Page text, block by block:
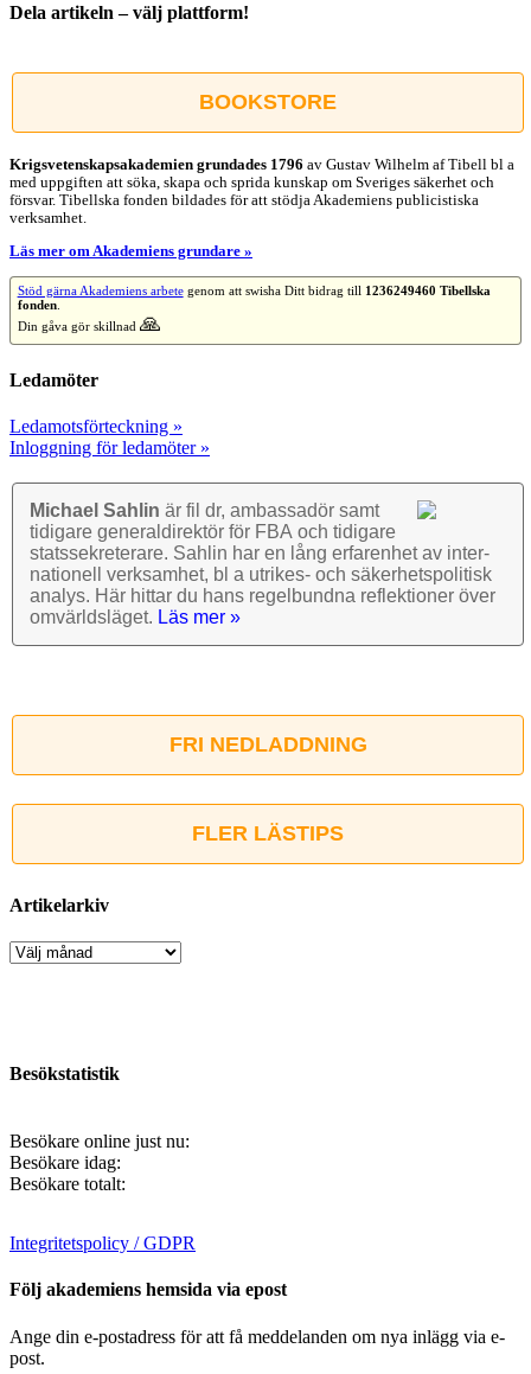
Dela artikeln – välj plattform!
post
BOOKSTORE
Krigsvetenskap­sakademien grundades 1796 av Gustav Wilhelm af Tibell bl a
med uppgiften att söka, skapa och sprida kunskap om Sveriges säkerhet och
försvar. Tibellska fonden bildades för att stödja Akademiens publicistiska
verksamhet.
Läs mer om Akademiens grundare »
Stöd gärna Akademiens arbetegenom att swisha Ditt bidrag till 1236249460 Tibellska
fonden.
Din gåva gör skillnad 🙏
Ledamöter
Ledamotsförteckning »
Inloggning för ledamöter »
Michael Sahlin är fil dr, ambassadör samt
tidigare general­direktör för FBA och tidigare
stats­sekre­terare. Sahlin har en lång erfarenhet av inter­
nationell verk­samhet, bl a utrikes- och säkerhets­politisk
analys. Här hittar du hans regel­bundna reflek­tioner över
omvärlds­läget. Läs mer »
FRI NEDLADDNING
FLER LÄSTIPS
Artikelarkiv
Artikelarkiv
Besökstatistik
Besökare online just nu:
Besökare idag:
Besökare totalt:
Integritetspolicy / GDPR
Följ akademiens hemsida via epost
Ange din e-postadress för att få meddelanden om nya inlägg via e-
post.